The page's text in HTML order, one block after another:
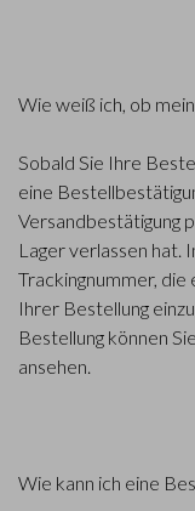
Wie weiß ich, ob
Sobald Sie Ihre
eine
Versandbestätigung
Lager verlassen hat.
Trackingnummer,
Ihrer Bestellung
Bestellung können
ansehen.
Wie kann ich eine